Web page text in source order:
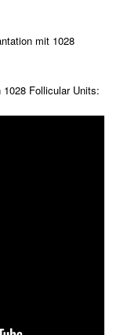
mit 1028
Follicular Units: